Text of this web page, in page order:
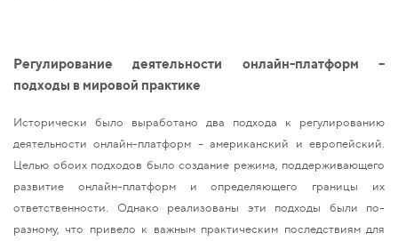
Регулирование деятельности онлайн-платформ –
подходы в мировой практике
Исторически было выработано два подхода к регулированию
деятельности онлайн-платформ – американский и европейский.
Целью обоих подходов было создание режима, поддерживающего
развитие онлайн-платформ и определяющего границы их
ответственности. Однако реализованы эти подходы были по-
разному, что привело к важным практическим последствиям для